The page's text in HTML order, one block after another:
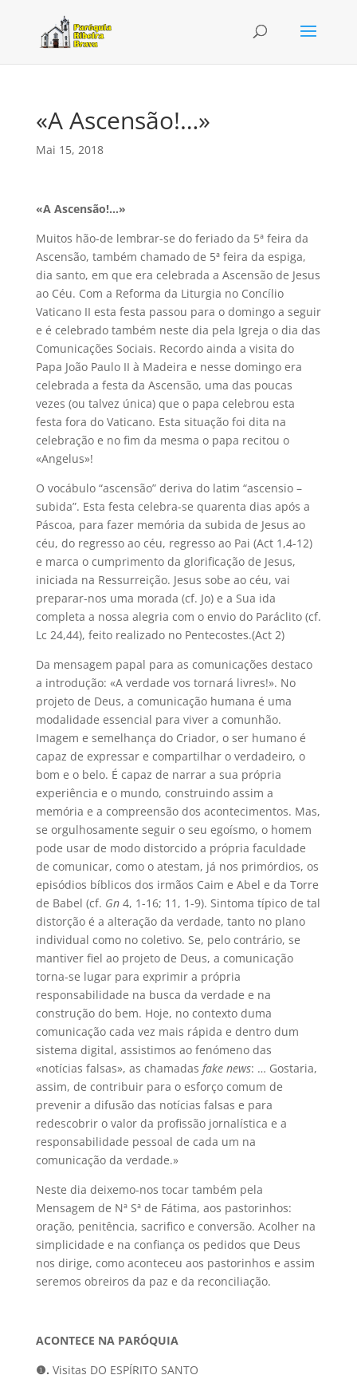
«A Ascensão!…»
Mai 15, 2018
«A Ascensão!…»
Muitos hão-de lembrar-se do feriado da 5ª feira da
Ascensão, também chamado de 5ª feira da espiga,
dia santo, em que era celebrada a Ascensão de Jesus
ao Céu. Com a Reforma da Liturgia no Concílio
Vaticano II esta festa passou para o domingo a seguir
e é celebrado também neste dia pela Igreja o dia das
Comunicações Sociais. Recordo ainda a visita do
Papa João Paulo II à Madeira e nesse domingo era
celebrada a festa da Ascensão, uma das poucas
vezes (ou talvez única) que o papa celebrou esta
festa fora do Vaticano. Esta situação foi dita na
celebração e no fim da mesma o papa recitou o
«Angelus»!
O vocábulo “ascensão” deriva do latim “ascensio –
subida”. Esta festa celebra-se quarenta dias após a
Páscoa, para fazer memória da subida de Jesus ao
céu, do regresso ao céu, regresso ao Pai (Act 1,4-12)
e marca o cumprimento da glorificação de Jesus,
iniciada na Ressurreição. Jesus sobe ao céu, vai
preparar-nos uma morada (cf. Jo) e a Sua ida
completa a nossa alegria com o envio do Paráclito (cf.
Lc 24,44), feito realizado no Pentecostes.(Act 2)
Da mensagem papal para as comunicações destaco
a introdução: «A verdade vos tornará livres!». No
projeto de Deus, a comunicação humana é uma
modalidade essencial para viver a comunhão.
Imagem e semelhança do Criador, o ser humano é
capaz de expressar e compartilhar o verdadeiro, o
bom e o belo. É capaz de narrar a sua própria
experiência e o mundo, construindo assim a
memória e a compreensão dos acontecimentos. Mas,
se orgulhosamente seguir o seu egoísmo, o homem
pode usar de modo distorcido a própria faculdade
de comunicar, como o atestam, já nos primórdios, os
episódios bíblicos dos irmãos Caim e Abel e da Torre
de Babel (cf. Gn4, 1-16; 11, 1-9). Sintoma típico de tal
distorção é a alteração da verdade, tanto no plano
individual como no coletivo. Se, pelo contrário, se
mantiver fiel ao projeto de Deus, a comunicação
torna-se lugar para exprimir a própria
responsabilidade na busca da verdade e na
construção do bem. Hoje, no contexto duma
comunicação cada vez mais rápida e dentro dum
sistema digital, assistimos ao fenómeno das
«notícias falsas», as chamadas fake news: … Gostaria,
assim, de contribuir para o esforço comum de
prevenir a difusão das notícias falsas e para
redescobrir o valor da profissão jornalística e a
responsabilidade pessoal de cada um na
comunicação da verdade.»
Neste dia deixemo-nos tocar também pela
Mensagem de Nª Sª de Fátima, aos pastorinhos:
oração, penitência, sacrifico e conversão. Acolher na
simplicidade e na confiança os pedidos que Deus
nos dirige, como aconteceu aos pastorinhos e assim
seremos obreiros da paz e da reconciliação.
ACONTECE NA PARÓQUIA
❶. Visitas DO ESPÍRITO SANTO